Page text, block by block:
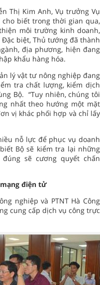
Thị Kim Anh, Vụ trưởng Vụ
cho biết trong thời gian qua,
môi trường kinh doanh,
biệt, Thủ tướng đã thành
địa phương, hiện đang
khẩu hàng hóa.
lý vật tư nông nghiệp đang
tra chất lượng, kiểm dịch
Bộ. “Tuy nhiên, chúng tôi
nhất theo hướng một mặt
vị khác phối hợp và chỉ lấy
nỗ lực để phục vụ doanh
Bộ sẽ kiểm tra lại những
sẽ cương quyết chấn
điện tử
nghiệp và PTNT Hà Công
cung cấp dịch vụ công trực